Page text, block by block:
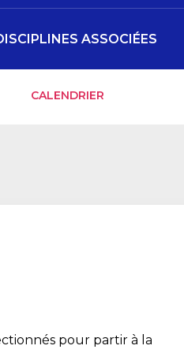
CALENDRIER
ASSOCIÉES
pour partir à la